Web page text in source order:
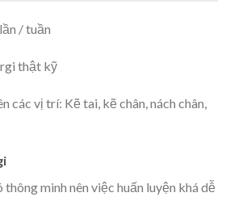
/ tuần
thật kỹ
các vị trí: Kẽ tai, kẽ chân, nách chân,
minh nên việc huấn luyện khá dễ